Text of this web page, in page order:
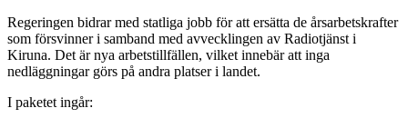
Regeringen bidrar med statliga jobb för att ersätta de årsarbetskrafter
som försvinner i samband med avvecklingen av Radiotjänst i
Kiruna. Det är nya arbetstillfällen, vilket innebär att inga
nedläggningar görs på andra platser i landet.
I paketet ingår: